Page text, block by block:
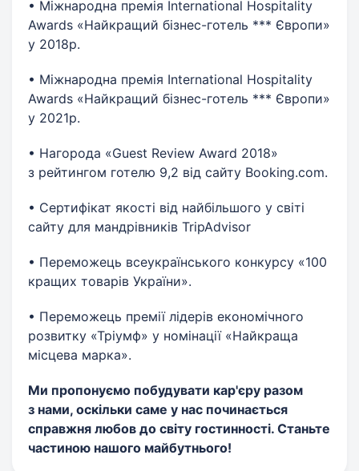
• Міжнародна премія International Hospitality
Awards «Найкращий бізнес-готель *** Європи»
у 2018р.
• Міжнародна премія International Hospitality
Awards «Найкращий бізнес-готель *** Європи»
у 2021р.
• Нагорода «Guest Review Award 2018»
з рейтингом готелю 9,2 від сайту Booking.com.
• Сертифікат якості від найбільшого у світі
сайту для мандрівників TripAdvisor
• Переможець всеукраїнського конкурсу «100
кращих товарів України».
• Переможець премії лідерів економічного
розвитку «Тріумф» у номінації «Найкраща
місцева марка».
Ми пропонуємо побудувати кар'єру разом
з нами, оскільки саме у нас починається
справжня любов до світу гостинності. Станьте
частиною нашого майбутнього!